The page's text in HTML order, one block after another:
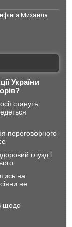
Михайла
України
стануть
переговорного
глузд і
на
не
щодо